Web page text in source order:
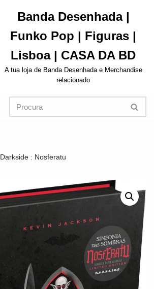
Banda Desenhada |
Funko Pop | Figuras |
Lisboa | CASA DA BD
A tua loja de Banda Desenhada e Merchandise
relacionado
Darkside : Nosferatu